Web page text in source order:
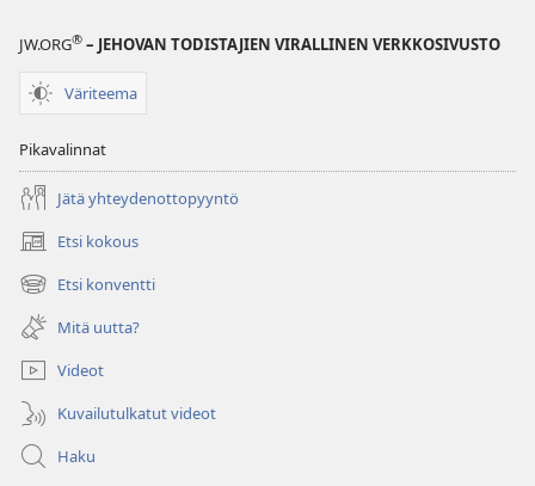
JW.ORG® – JEHOVAN TODISTAJIEN VIRALLINEN VERKKOSIVUSTO
Väriteema
Pikavalinnat
Jätä yhteydenottopyyntö
Etsi kokous
(avaa
uuden
ikkunan)
Etsi konventti
(avaa
uuden
ikkunan)
Mitä uutta?
Videot
Kuvailutulkatut videot
Haku